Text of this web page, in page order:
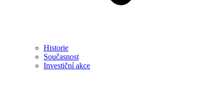
Historie
Současnost
Investiční akce